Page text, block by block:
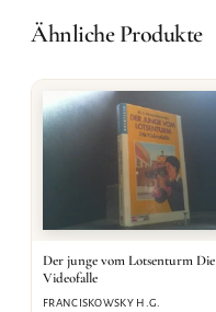
Ähnliche Produkte
Der junge vom Lotsenturm Die
Videofalle
FRANCISKOWSKY H.G.